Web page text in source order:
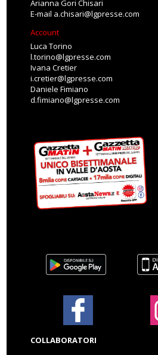
Arianna Gori Chisari
E-mail a.chisari@lgpresse.com
Account
Luca Torino
l.torino@lgpresse.com
Ivana Cretier
i.cretier@lgpresse.com
Daniele Fimiano
d.fimiano@lgpresse.com
COLLABORATORI